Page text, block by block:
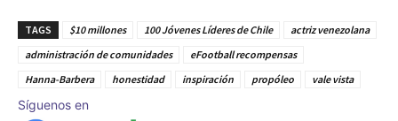
TAGS $10 millones 100 Jóvenes Líderes de Chile
actriz venezolana
administración de comunidades
eFootball recompensas
Hanna-Barbera
honestidad inspiración propóleo vale vista
Síguenos en